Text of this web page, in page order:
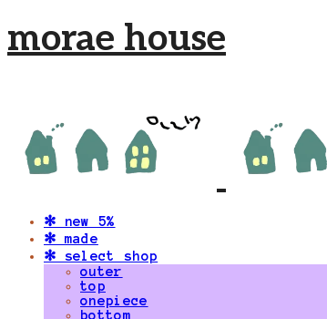
morae house
✻ new 5%
✻ made
✻ select shop
outer
top
onepiece
bottom